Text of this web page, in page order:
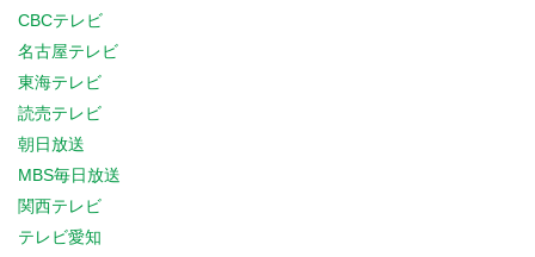
CBCテレビ
名古屋テレビ
東海テレビ
読売テレビ
朝日放送
MBS毎日放送
関西テレビ
テレビ愛知